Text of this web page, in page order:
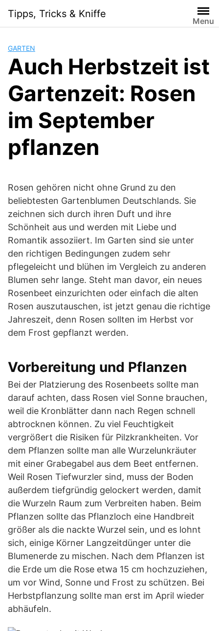
content
Tipps, Tricks & Kniffe
Menu
GARTEN
Auch Herbstzeit ist
Gartenzeit: Rosen
im September
pflanzen
Rosen gehören nicht ohne Grund zu den
beliebtesten Gartenblumen Deutschlands. Sie
zeichnen sich durch ihren Duft und ihre
Schönheit aus und werden mit Liebe und
Romantik assoziiert. Im Garten sind sie unter
den richtigen Bedingungen zudem sehr
pflegeleicht und blühen im Vergleich zu anderen
Blumen sehr lange. Steht man davor, ein neues
Rosenbeet einzurichten oder einfach die alten
Rosen auszutauschen, ist jetzt genau die richtige
Jahreszeit, denn Rosen sollten im Herbst vor
dem Frost gepflanzt werden.
Vorbereitung und Pflanzen
Bei der Platzierung des Rosenbeets sollte man
darauf achten, dass Rosen viel Sonne brauchen,
weil die Kronblätter dann nach Regen schnell
abtrocknen können. Zu viel Feuchtigkeit
vergrößert die Risiken für Pilzkrankheiten. Vor
dem Pflanzen sollte man alle Wurzelunkräuter
mit einer Grabegabel aus dem Beet entfernen.
Weil Rosen Tiefwurzler sind, muss der Boden
außerdem tiefgründig gelockert werden, damit
die Wurzeln Raum zum Verbreiten haben. Beim
Pflanzen sollte das Pflanzloch eine Handbreit
größer als die nackte Wurzel sein, und es lohnt
sich, einige Körner Langzeitdünger unter die
Blumenerde zu mischen. Nach dem Pflanzen ist
die Erde um die Rose etwa 15 cm hochzuziehen,
um vor Wind, Sonne und Frost zu schützen. Bei
Herbstpflanzung sollte man erst im April wieder
abhäufeln.